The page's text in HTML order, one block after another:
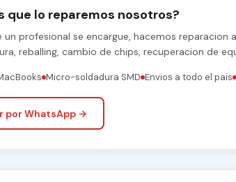
que lo reparemos nosotros?
un profesional se encargue, hacemos reparacion
reballing, cambio de chips, recuperacion de
Micro-soldadura SMD Envios a todo el pais
por WhatsApp →